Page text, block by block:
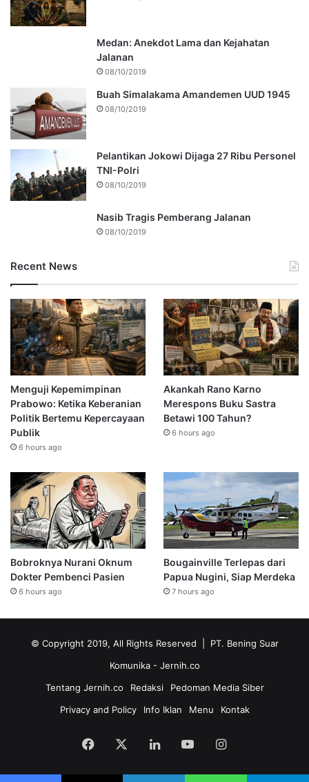
Medan: Anekdot Lama dan Kejahatan
Jalanan
08/10/2019
Buah Simalakama Amandemen UUD 1945
08/10/2019
Pelantikan Jokowi Dijaga 27 Ribu Personel
TNI-Polri
08/10/2019
Nasib Tragis Pemberang Jalanan
08/10/2019
Recent News
Menguji Kepemimpinan
Prabowo: Ketika Keberanian
Politik Bertemu Kepercayaan
Publik
6 hours ago
Akankah Rano Karno
Merespons Buku Sastra
Betawi 100 Tahun?
6 hours ago
Bobroknya Nurani Oknum
Dokter Pembenci Pasien
6 hours ago
Bougainville Terlepas dari
Papua Nugini, Siap Merdeka
7 hours ago
© Copyright 2019, All Rights Reserved | PT. Bening Suar
Komunika - Jernih.co
Tentang Jernih.co
Redaksi
Pedoman Media Siber
Privacy and Policy
Info Iklan Menu Kontak
Facebook LinkedInYouTubeInstagram